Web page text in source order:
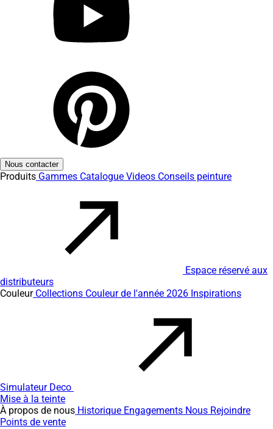
Nous contacter
Produits Gammes Catalogue Videos Conseils peinture
Espace réservé aux
distributeurs
CouleurCollections Couleur de l'année 2026 Inspirations
Simulateur Deco
Mise à la teinte
À propos de nous Historique Engagements Nous Rejoindre
Points de vente